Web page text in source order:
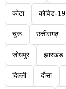
कोटा कोविड-19
चुरू छत्तीसगढ़
जोधपुर झारखंड
दिल्ली दौसा